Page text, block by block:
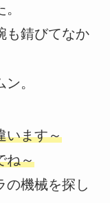
も錆びてなか
。
います～
ね～
の機械を探し